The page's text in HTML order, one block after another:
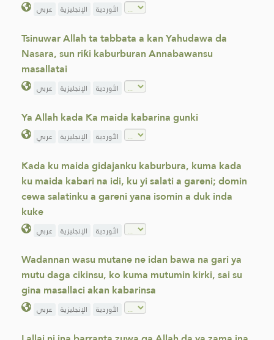
عربي الإنجليزية الأوردية
Tsinuwar Allah ta tabbata a kan Yahudawa da
Nasara, sun riƙi kaburburan Annabawansu
masallatai
عربي الإنجليزية الأوردية
Ya Allah kada Ka maida kabarina gunki
عربي الإنجليزية الأوردية
Kada ku maida gidajanku kaburbura, kuma kada
ku maida kabari na idi, ku yi salati a gareni; domin
cewa salatinku a gareni yana isomin a duk inda
kuke
عربي الإنجليزية الأوردية
Wadannan wasu mutane ne idan bawa na gari ya
mutu daga cikinsu, ko kuma mutumin kirki, sai su
gina masallaci akan kabarinsa
عربي الإنجليزية الأوردية